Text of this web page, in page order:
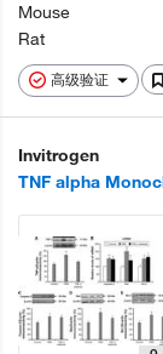
高级验证
Mouse
Rat
Invitrogen
TNF alpha